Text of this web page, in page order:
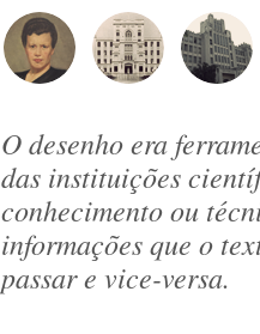
O desenho era
das instituições
conhecimento ou
informações que o
passar e vice-versa.